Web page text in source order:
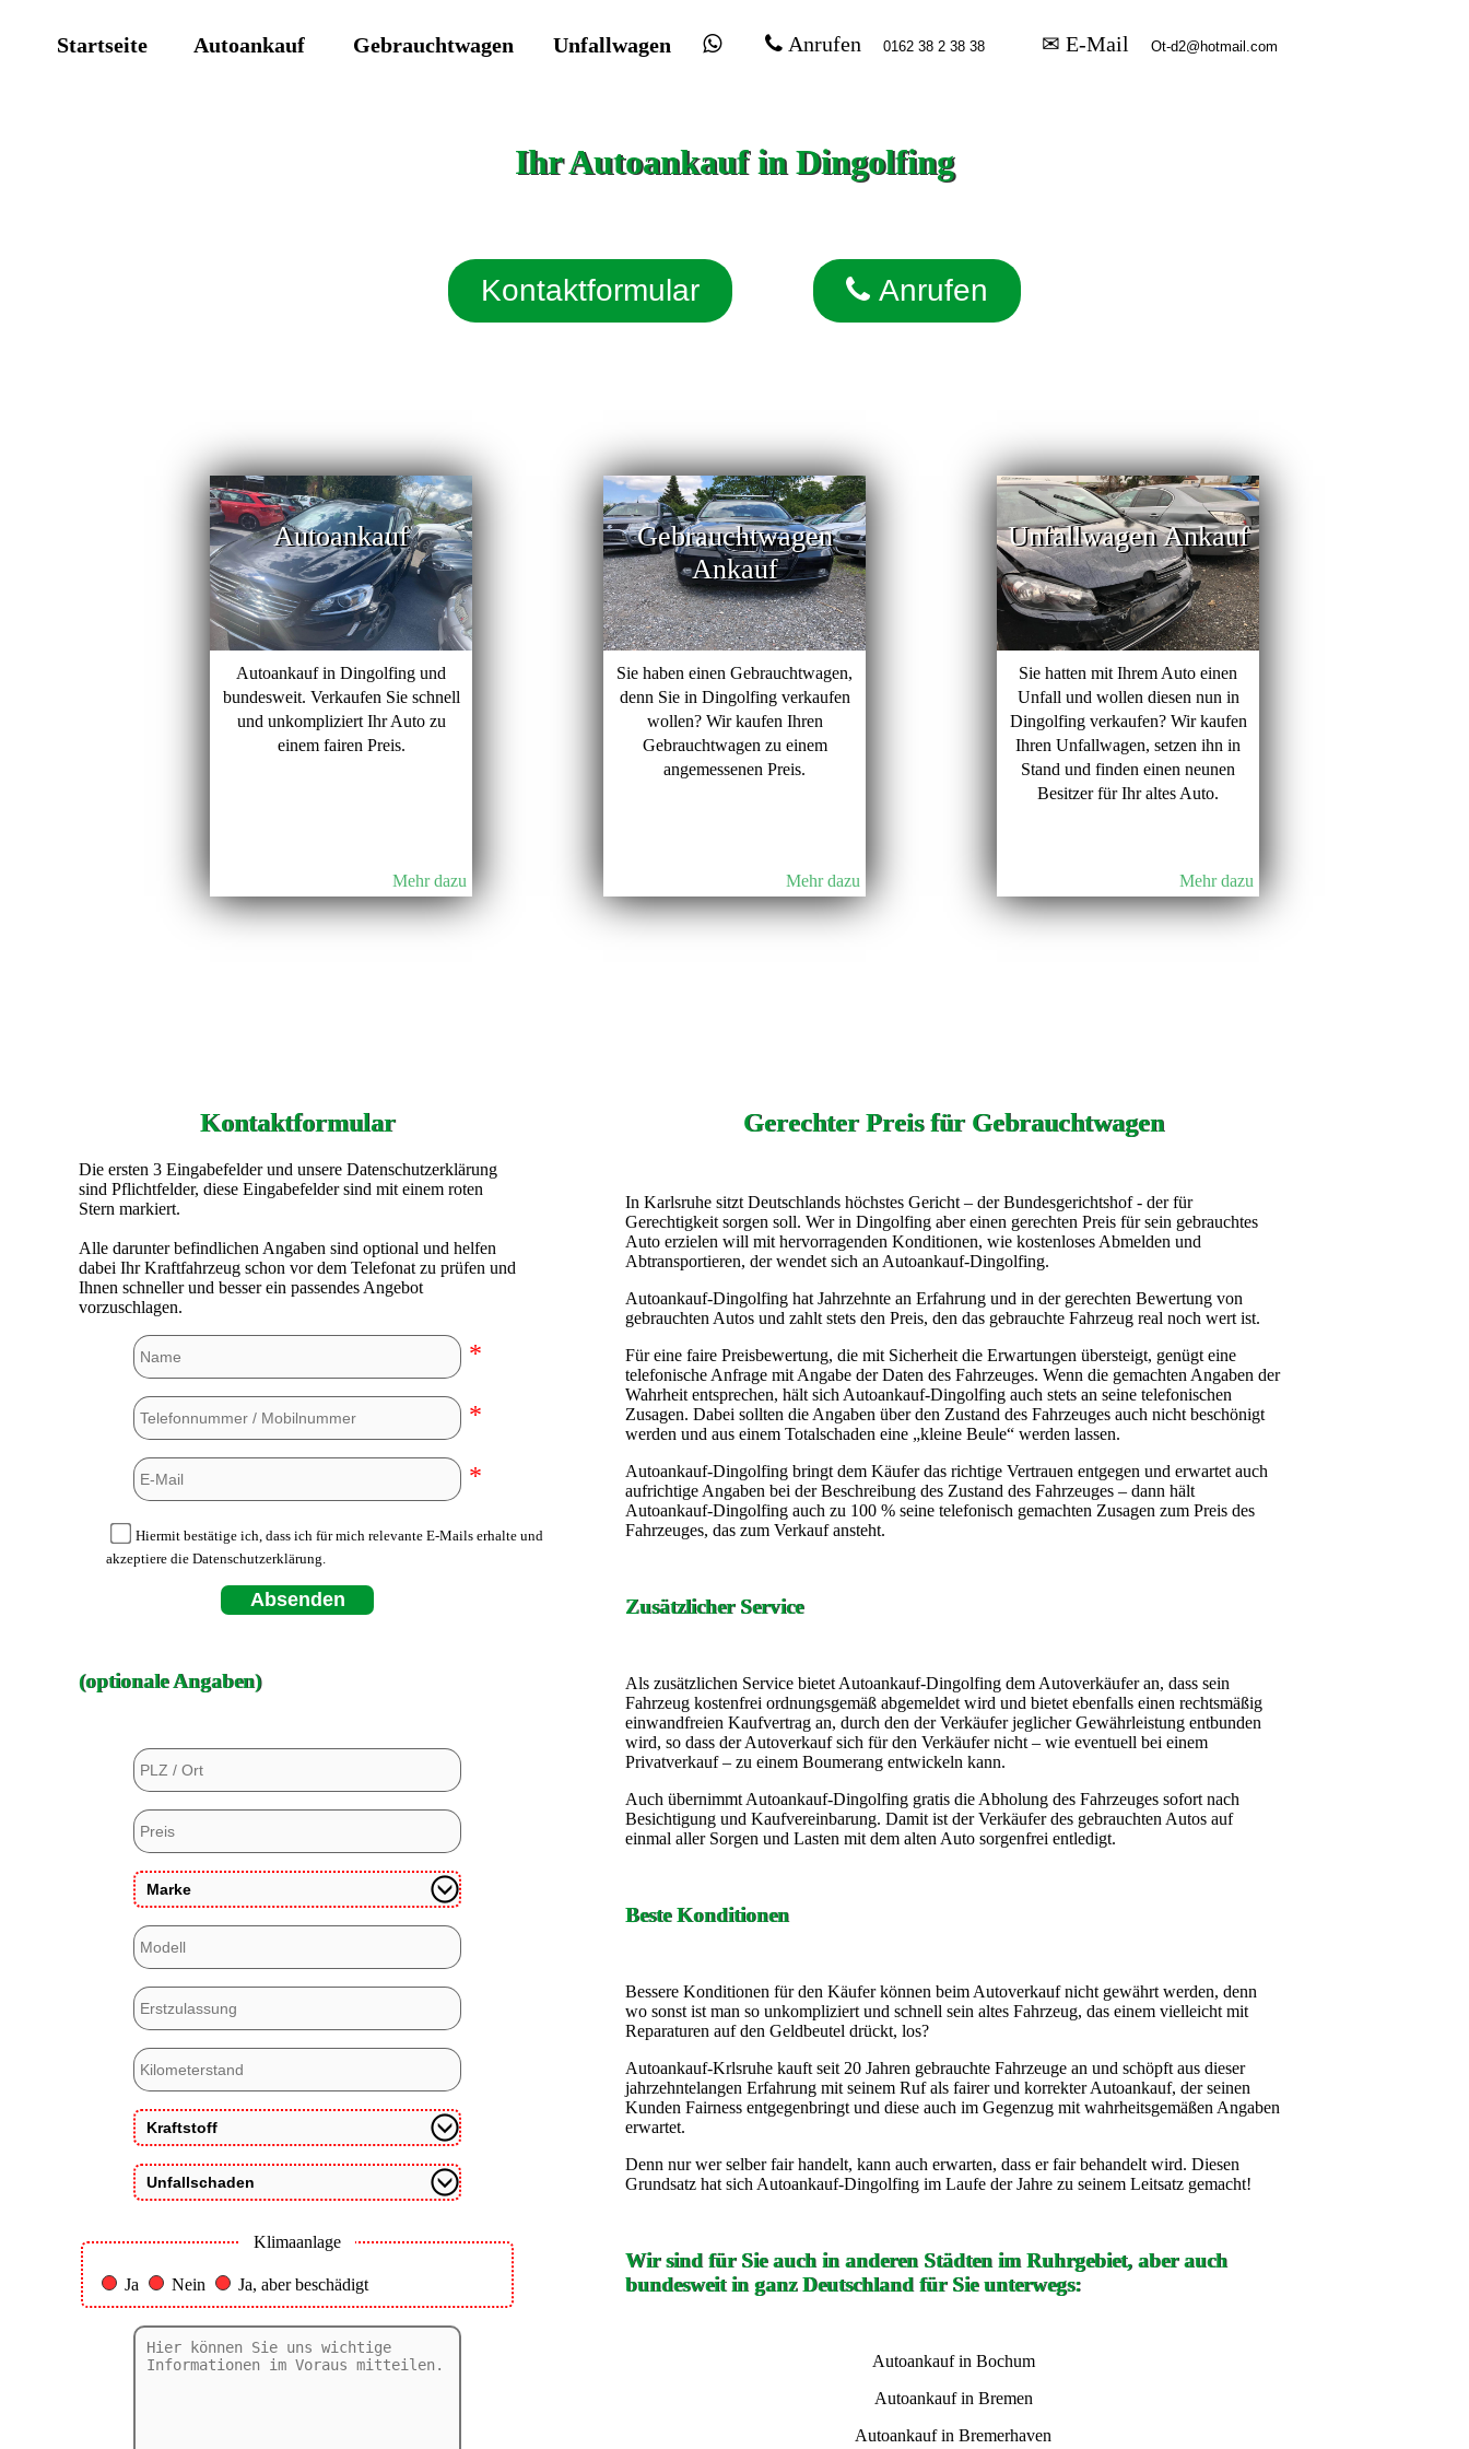
Startseite Autoankauf Gebrauchtwagen Unfallwagen Anrufen ✉ E-Mail
Ihr Autoankauf in Dingolfing
Kontaktformular Anrufen
Autoankauf
Autoankauf in Dingolfing und
bundesweit. Verkaufen Sie schnell
und unkompliziert Ihr Auto zu
einem fairen Preis.
Mehr dazu
Gebrauchtwagen
Ankauf
Sie haben einen Gebrauchtwagen,
denn Sie in Dingolfing verkaufen
wollen? Wir kaufen Ihren
Gebrauchtwagen zu einem
angemessenen Preis.
Mehr dazu
Unfallwagen Ankauf
Sie hatten mit Ihrem Auto einen
Unfall und wollen diesen nun in
Dingolfing verkaufen? Wir kaufen
Ihren Unfallwagen, setzen ihn in
Stand und finden einen neunen
Besitzer für Ihr altes Auto.
Mehr dazu
Kontaktformular
Die ersten 3 Eingabefelder und unsere Datenschutzerklärung
sind Pflichtfelder, diese Eingabefelder sind mit einem roten
Stern markiert.
Alle darunter befindlichen Angaben sind optional und helfen
dabei Ihr Kraftfahrzeug schon vor dem Telefonat zu prüfen und
Ihnen schneller und besser ein passendes Angebot
vorzuschlagen.
*
*
*
Hiermit bestätige ich, dass ich für mich relevante E-Mails erhalte und
akzeptiere die Datenschutzerklärung.
Absenden
(optionale Angaben)
Klimaanlage
Ja Nein Ja, aber beschädigt
Gerechter Preis für Gebrauchtwagen
In Karlsruhe sitzt Deutschlands höchstes Gericht – der Bundesgerichtshof - der für
Gerechtigkeit sorgen soll. Wer in Dingolfing aber einen gerechten Preis für sein gebrauchtes
Auto erzielen will mit hervorragenden Konditionen, wie kostenloses Abmelden und
Abtransportieren, der wendet sich an Autoankauf-Dingolfing.
Autoankauf-Dingolfing hat Jahrzehnte an Erfahrung und in der gerechten Bewertung von
gebrauchten Autos und zahlt stets den Preis, den das gebrauchte Fahrzeug real noch wert ist.
Für eine faire Preisbewertung, die mit Sicherheit die Erwartungen übersteigt, genügt eine
telefonische Anfrage mit Angabe der Daten des Fahrzeuges. Wenn die gemachten Angaben der
Wahrheit entsprechen, hält sich Autoankauf-Dingolfing auch stets an seine telefonischen
Zusagen. Dabei sollten die Angaben über den Zustand des Fahrzeuges auch nicht beschönigt
werden und aus einem Totalschaden eine „kleine Beule“ werden lassen.
Autoankauf-Dingolfing bringt dem Käufer das richtige Vertrauen entgegen und erwartet auch
aufrichtige Angaben bei der Beschreibung des Zustand des Fahrzeuges – dann hält
Autoankauf-Dingolfing auch zu 100 % seine telefonisch gemachten Zusagen zum Preis des
Fahrzeuges, das zum Verkauf ansteht.
Zusätzlicher Service
Als zusätzlichen Service bietet Autoankauf-Dingolfing dem Autoverkäufer an, dass sein
Fahrzeug kostenfrei ordnungsgemäß abgemeldet wird und bietet ebenfalls einen rechtsmäßig
einwandfreien Kaufvertrag an, durch den der Verkäufer jeglicher Gewährleistung entbunden
wird, so dass der Autoverkauf sich für den Verkäufer nicht – wie eventuell bei einem
Privatverkauf – zu einem Boumerang entwickeln kann.
Auch übernimmt Autoankauf-Dingolfing gratis die Abholung des Fahrzeuges sofort nach
Besichtigung und Kaufvereinbarung. Damit ist der Verkäufer des gebrauchten Autos auf
einmal aller Sorgen und Lasten mit dem alten Auto sorgenfrei entledigt.
Beste Konditionen
Bessere Konditionen für den Käufer können beim Autoverkauf nicht gewährt werden, denn
wo sonst ist man so unkompliziert und schnell sein altes Fahrzeug, das einem vielleicht mit
Reparaturen auf den Geldbeutel drückt, los?
Autoankauf-Krlsruhe kauft seit 20 Jahren gebrauchte Fahrzeuge an und schöpft aus dieser
jahrzehntelangen Erfahrung mit seinem Ruf als fairer und korrekter Autoankauf, der seinen
Kunden Fairness entgegenbringt und diese auch im Gegenzug mit wahrheitsgemäßen Angaben
erwartet.
Denn nur wer selber fair handelt, kann auch erwarten, dass er fair behandelt wird. Diesen
Grundsatz hat sich Autoankauf-Dingolfing im Laufe der Jahre zu seinem Leitsatz gemacht!
Wir sind für Sie auch in anderen Städten im Ruhrgebiet, aber auch
bundesweit in ganz Deutschland für Sie unterwegs:
Autoankauf in Bochum
Autoankauf in Bremen
Autoankauf in Bremerhaven